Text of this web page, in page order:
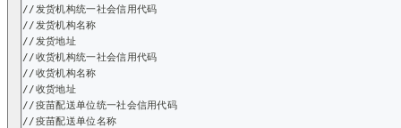
//发货机构统一社会信用代码
//发货机构名称
//发货地址
//收货机构统一社会信用代码
//收货机构名称
//收货地址
//疫苗配送单位统一社会信用代码
//疫苗配送单位名称